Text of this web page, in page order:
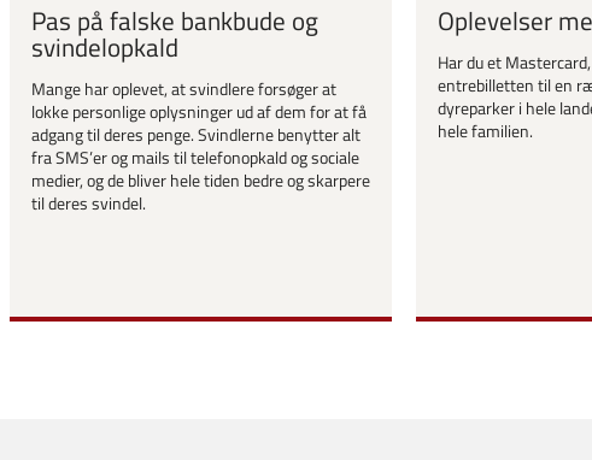
Pas på falske bankbude og
svindelopkald
Mange har oplevet, at svindlere forsøger at
lokke personlige oplysninger ud af dem for at få
adgang til deres penge. Svindlerne benytter alt
fra SMS’er og mails til telefonopkald og sociale
medier, og de bliver hele tiden bedre og skarpere
til deres svindel.
Oplevelser
Har du et
entrebilletten til en
dyreparker i hele
hele familien.